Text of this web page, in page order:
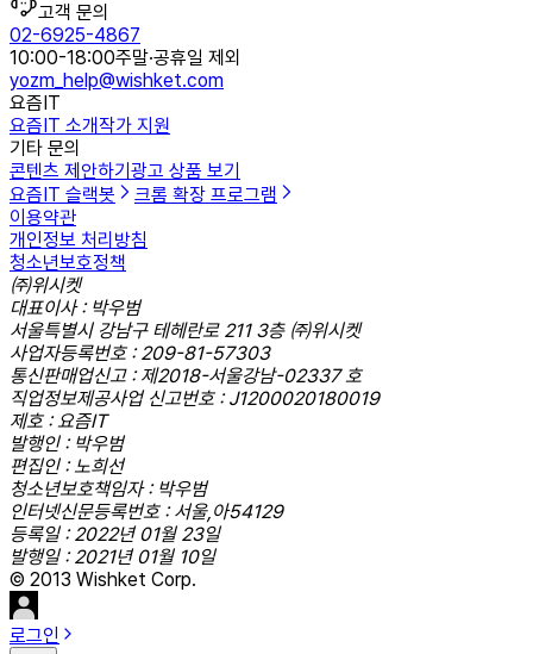
고객 문의
02-6925-4867
10:00-18:00주말·공휴일 제외
yozm_help@wishket.com
요즘IT
요즘IT 소개작가 지원
기타 문의
콘텐츠 제안하기 광고 상품 보기
요즘IT 슬랙봇
크롬 확장 프로그램
이용약관
개인정보 처리방침
청소년보호정책
㈜위시켓
대표이사 : 박우범
서울특별시 강남구 테헤란로 211 3층 ㈜위시켓
사업자등록번호 : 209-81-57303
통신판매업신고 : 제2018-서울강남-02337 호
직업정보제공사업 신고번호 : J1200020180019
제호 : 요즘IT
발행인 : 박우범
편집인 : 노희선
청소년보호책임자 : 박우범
인터넷신문등록번호 : 서울,아54129
등록일 : 2022년 01월 23일
발행일 : 2021년 01월 10일
© 2013 Wishket Corp.
로그인